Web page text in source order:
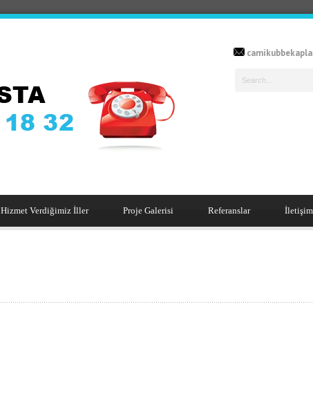
Hizmet Verdiğimiz İller Proje Galerisi Referanslar İletişim